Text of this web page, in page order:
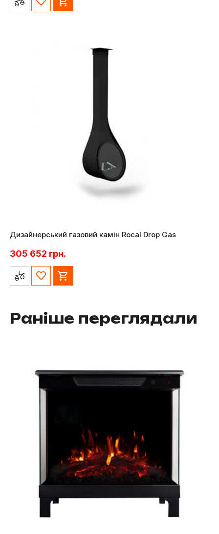
Дизайнерський газовий камін Rocal Drop Gas
305 652 грн.
Раніше переглядали